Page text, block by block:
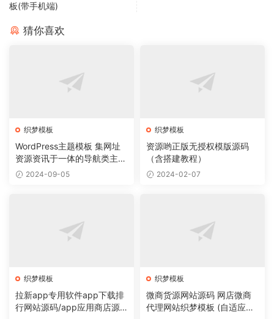
板(带手机端)
猜你喜欢
织梦模板
WordPress主题模板 集网址
资源资讯于一体的导航类主题
导航主题垂直行业模板
2024-09-05
织梦模板
资源哟正版无授权模版源码
（含搭建教程）
2024-02-07
织梦模板
拉新app专用软件app下载排
行网站源码/app应用商店源
织梦模板
微商货源网站源码 网店微商
代理网站织梦模板 (自适应手